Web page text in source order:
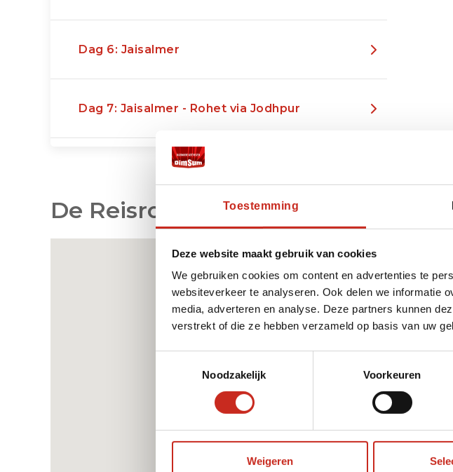
Toestemming
Deze website maakt gebruik van cookies
We gebruiken cookies om content en advertenties te
websiteverkeer te analyseren. Ook delen we informatie
media, adverteren en analyse. Deze partners kunnen
verstrekt of die ze hebben verzameld op basis van uw
Noodzakelijk
Voorkeuren
Weigeren
Dag 6: Jaisalmer
Dag 7: Jaisalmer - Rohet via Jodhpur
Dag 9: Rohet – Udaipur via Ranakpur
Dag 12: Pushkar – Jaipur
De Reisroute op de Kaart van